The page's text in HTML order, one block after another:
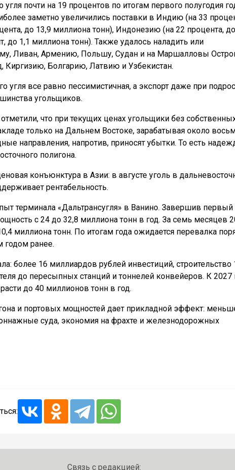
угля почти на 19 процентов по итогам первого полугодия
заметно увеличились поставки в Индию (на 33
до 13,9 миллиона тонн), Индонезию (на 22 процента,
до 1,1 миллиона тонн). Также удалось наладить или
Ливан, Армению, Польшу, Судан и на Маршалловы
Киргизию, Болгарию, Латвию и Узбекистан.
угля все равно пессимистичная, а экспорт даже при
угольщиков.
что при текущих ценах угольщики без
только на Дальнем Востоке, зарабатывая около
направления, напротив, приносят убытки. То есть
полигона.
конъюнктура в Азии: в августе уголь в
рентабельность.
терминала «Дальтрансугля» в Ванино. Завершив первый
с 24 до 32,8 миллиона тонн в год. За семь месяцев
миллиона тонн. По итогам года ожидается перевалка
годом ранее.
более 16 миллиардов рублей инвестиций, строительство
до пересыпных станций и тоннелей конвейеров. К 2027
до 40 миллионов тонн в год.
и портовых мощностей дает прикладной эффект:
суда, экономия на фрахте и железнодорожных
Связь с редакцией: